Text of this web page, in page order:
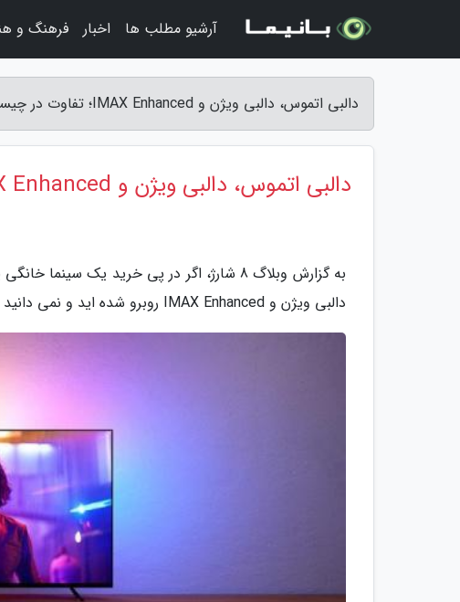
دالبی اتموس، دالبی ویژن و IMAX Enhanced؛ تفاوت در چیست؟ - وبلاگ 8 شارژ
دالبی اتموس، دالبی ویژن و IMAX Enhanced؛ تفاوت در چیست؟
به گزارش وبلاگ 8 شارژ، اگر در پی خرید یک
دالبی ویژن و IMAX Enhanced روبرو شده اید و نمی دانید معنای آن ها چیست، در این مطلب با ما همراه باشید.
آرشیو مطلب ها اخبار فرهنگ و